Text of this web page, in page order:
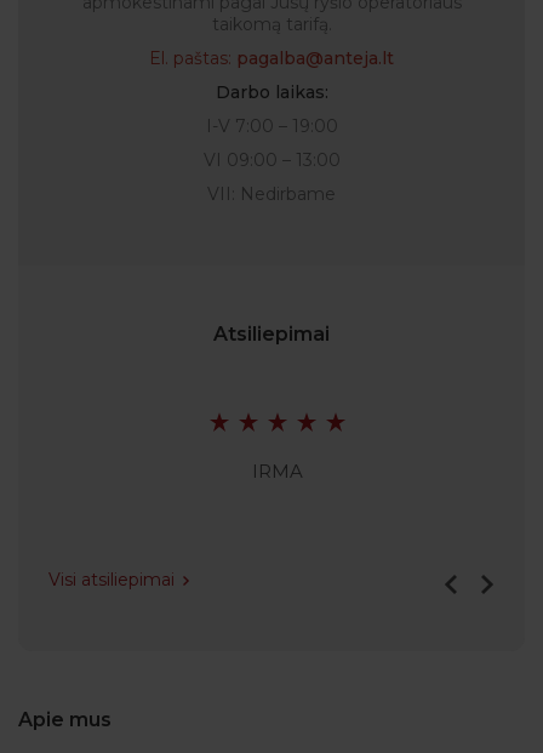
taikomą tarifą.
El. paštas: pagalba@anteja.lt
Darbo laikas:
I-V 7:00 – 19:00
VI 09:00 – 13:00
VII: Nedirbame
Atsiliepimai
IRMA
Visi atsiliepimai
Apie mus